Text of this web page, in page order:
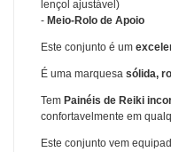
lençol ajustável )
- Meio-Rolo de Apoio
Este conjunto é um
É uma marquesa sólida,
Tem Painéis de Reiki
confortavelmente em
Este conjunto vem